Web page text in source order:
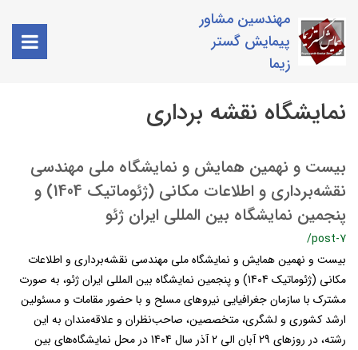
مهندسین مشاور
پیمایش گستر
زیما
نمایشگاه نقشه برداری
بیست و نهمین همایش و نمایشگاه ملی مهندسی
نقشه‌برداری و اطلاعات مکانی (ژئوماتیک 1404) و
پنجمین نمایشگاه بین المللی ایران ژئو
/post-7
بیست و نهمین همایش و نمایشگاه ملی مهندسی نقشه‌برداری و اطلاعات
مکانی (ژئوماتیک 1404) و پنجمین نمایشگاه بین المللی ایران ژئو، به صورت
مشترک با سازمان جغرافیایی نیروهای مسلح و با حضور مقامات و مسئولین
ارشد کشوری و لشگری، متخصصین، صاحب‌نظران و علاقه‌مندان به این
رشته، در روزهای 29 آبان الی 2 آذر سال 1404 در محل نمایشگاه‌های بین